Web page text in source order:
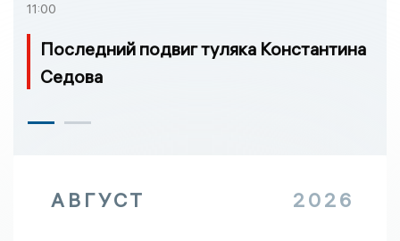
11:00
Последний подвиг туляка Константина
Седова
АВГУСТ 2026